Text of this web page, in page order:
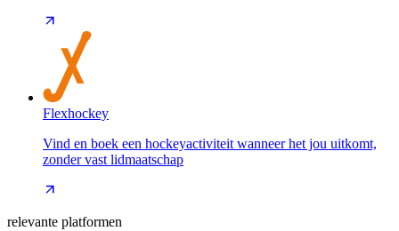
Flexhockey
Vind en boek een hockeyactiviteit wanneer het jou uitkomt,
zonder vast lidmaatschap
relevante platformen